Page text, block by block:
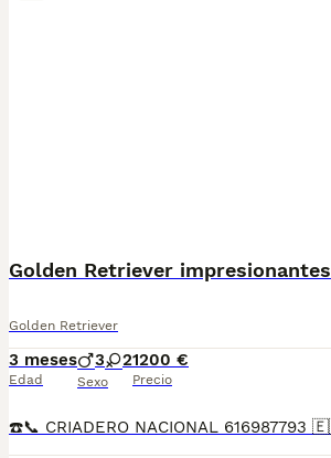
Golden Retriever impresionantes
Golden Retriever
3 meses
Edad
3 2
Sexo
1200 €
Precio